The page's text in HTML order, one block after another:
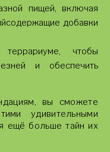
пищей, включая
добавки
чтобы
и обеспечить
вы сможете
удивительными
ещё больше тайн их